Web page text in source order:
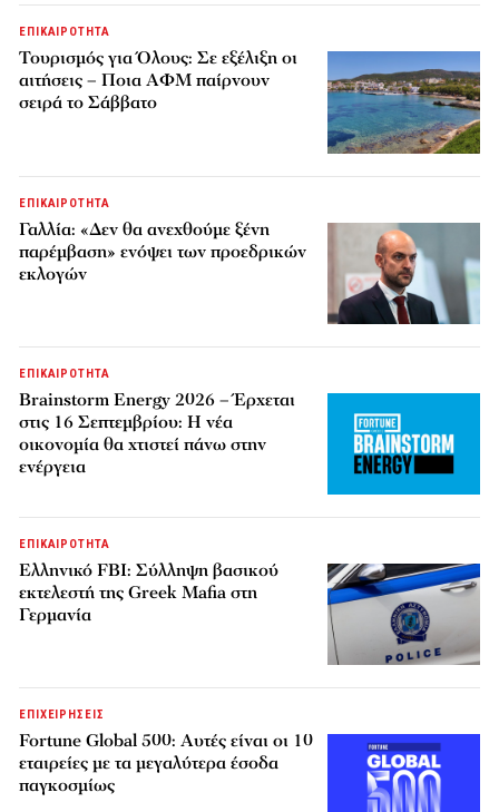
ΕΠΙΚΑΙΡΟΤΗΤΑ
Τουρισμός για Όλους: Σε εξέλιξη οι
αιτήσεις – Ποια ΑΦΜ παίρνουν
σειρά το Σάββατο
ΕΠΙΚΑΙΡΟΤΗΤΑ
Γαλλία: «Δεν θα ανεχθούμε ξένη
παρέμβαση» ενόψει των προεδρικών
εκλογών
ΕΠΙΚΑΙΡΟΤΗΤΑ
Brainstorm Energy 2026 – Έρχεται
στις 16 Σεπτεμβρίου: Η νέα
οικονομία θα χτιστεί πάνω στην
ενέργεια
ΕΠΙΚΑΙΡΟΤΗΤΑ
Ελληνικό FBI: Σύλληψη βασικού
εκτελεστή της Greek Mafia στη
Γερμανία
ΕΠΙΧΕΙΡΗΣΕΙΣ
Fortune Global 500: Αυτές είναι οι 10
εταιρείες με τα μεγαλύτερα έσοδα
παγκοσμίως